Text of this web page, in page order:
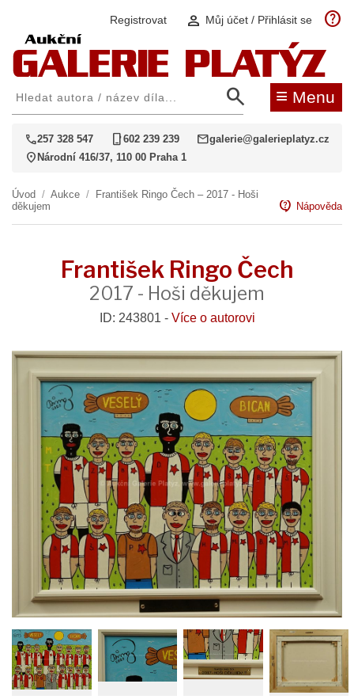
Registrovat person Můj účet / Přihlásit se help
search ≡ Menu
call257 328 547 phone_iphone602 239 239 mailgalerie@galerieplatyz.cz
location_on Národní 416/37, 110 00 Praha 1
Úvod / Aukce /
František Ringo Čech – 2017 - Hoši
děkujem
contact_support Nápověda
František Ringo Čech
2017 - Hoši děkujem
ID: 243801 - Více o autorovi